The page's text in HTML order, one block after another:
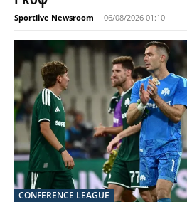
Sportlive Newsroom - 06/08/2026 01:10
CONFERENCE LEAGUE